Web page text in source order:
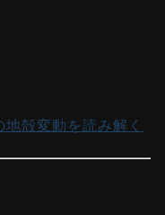
殻変動を読み解く